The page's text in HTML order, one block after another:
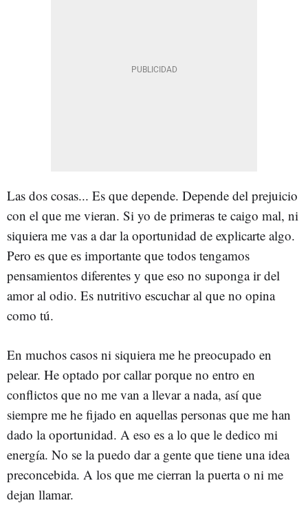
Las dos cosas... Es que depende. Depende del prejuicio
con el que me vieran. Si yo de primeras te caigo mal, ni
siquiera me vas a dar la oportunidad de explicarte algo.
Pero es que es importante que todos tengamos
pensamientos diferentes y que eso no suponga ir del
amor al odio. Es nutritivo escuchar al que no opina
como tú.
En muchos casos ni siquiera me he preocupado en
pelear. He optado por callar porque no entro en
conflictos que no me van a llevar a nada, así que
siempre me he fijado en aquellas personas que me han
dado la oportunidad. A eso es a lo que le dedico mi
energía. No se la puedo dar a gente que tiene una idea
preconcebida. A los que me cierran la puerta o ni me
dejan llamar.